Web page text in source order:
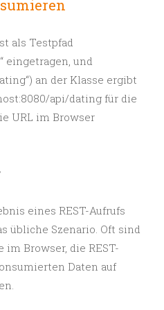
als Testpfad
eingetragen, und
an der Klasse ergibt
api/dating für die
URL im Browser
eines REST-Aufrufs
übliche Szenario. Oft sind
im Browser, die REST-
Daten auf